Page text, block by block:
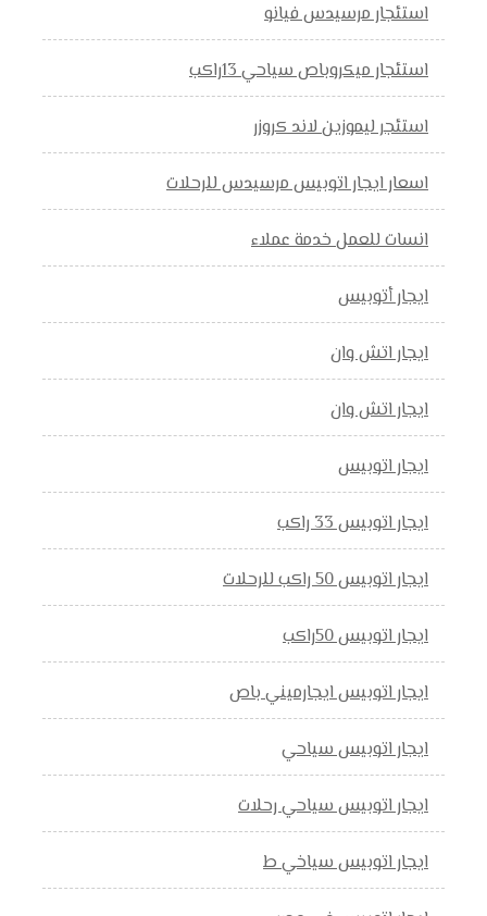
استئجار مرسيدس فيانو
استئجار ميكروباص سياحي 13راكب
استئجر ليموزين لاند كروزر
اسعار ايجار اتوبيس مرسيدس للرحلات
انسات للعمل خدمة عملاء
ايجار أتوبيس
ايجار اتش وان
ايجار اتش وان
ايجار اتوبيس
ايجار اتوبيس 33 راكب
ايجار اتوبيس 50 راكب للرحلات
ايجار اتوبيس 50راكب
ايجار اتوبيس ايجارميني باص
ايجار اتوبيس سياحي
ايجار اتوبيس سياحي رحلات
ايجار اتوبيس سياخي ط